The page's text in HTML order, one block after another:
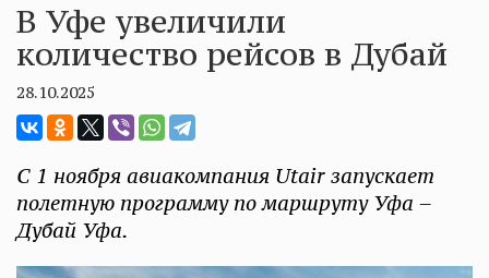
В Уфе увеличили
количество рейсов в Дубай
28.10.2025
С 1 ноября авиакомпания Utair запускает
полетную программу по маршруту Уфа –
Дубай Уфа.